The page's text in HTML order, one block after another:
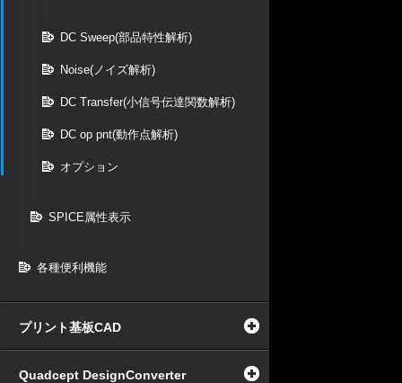
DC Sweep(部品特性解析)
Noise(ノイズ解析)
DC Transfer(小信号伝達関数解析)
DC op pnt(動作点解析)
オプション
SPICE属性表示
各種便利機能
プリント基板CAD
Quadcept DesignConverter